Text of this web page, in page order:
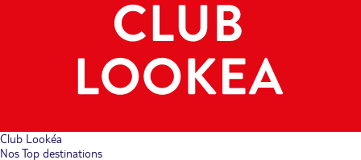
Club Lookéa
Nos Top destinations